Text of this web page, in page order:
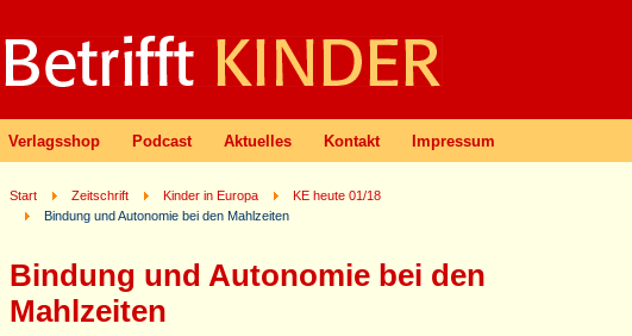
Verlagsshop Podcast Aktuelles Kontakt Impressum
Start Zeitschrift Kinder in Europa
KE heute 01/18
Bindung und Autonomie bei den Mahlzeiten
Bindung und Autonomie bei den
Mahlzeiten